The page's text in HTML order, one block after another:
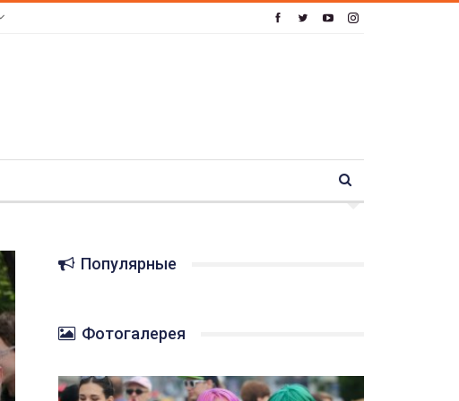
Популярные
Фотогалерея